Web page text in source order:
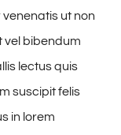
ut non
vel bibendum
lectus quis
suscipit felis
in lorem